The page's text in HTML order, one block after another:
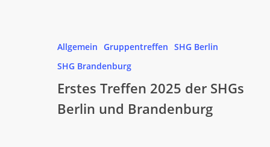
Treffen
2025
SHGs
Berlin
Allgemein Gruppentreffen SHG Berlin
SHG Brandenburg
Erstes Treffen 2025 der SHGs
Berlin und Brandenburg